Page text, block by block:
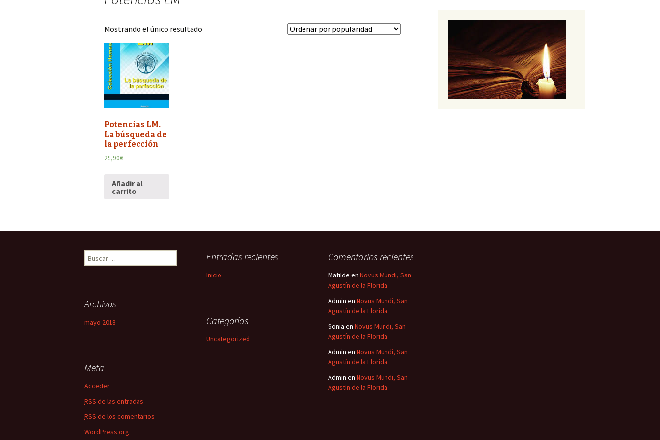
Mostrando el único resultado
Potencias LM.
La búsqueda de
la perfección
29,90€
Añadir al
carrito
Buscar: Entradas recientes
Inicio
Comentarios recientes
Matilde en Novus Mundi, San
Agustín de la Florida
Admin en Novus Mundi, San
Agustín de la Florida
Sonia en Novus Mundi, San
Agustín de la Florida
Admin en Novus Mundi, San
Agustín de la Florida
Admin en Novus Mundi, San
Agustín de la Florida
Archivos
mayo 2018 Categorías
Uncategorized
Meta
Acceder
RSS de las entradas
RSS de los comentarios
WordPress.org